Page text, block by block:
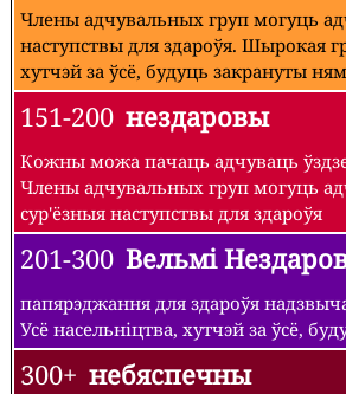
Члены адчувальных груп могуць
наступствы для здароўя. Шырокая
хутчэй за ўсё, будуць закрануты
151-200 нездаровы
Кожны можа пачаць адчуваць
Члены адчувальных груп могуць
сур'ёзныя наступствы для здароўя
201-300 Вельмі
папярэджання для здароўя
Усё насельніцтва, хутчэй за ўсё,
300+ небяспечны